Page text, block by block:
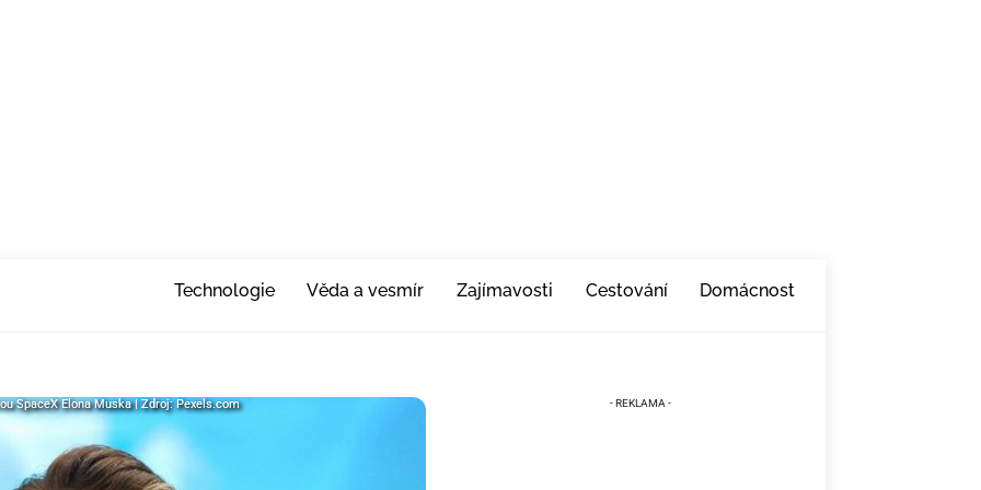
Technologie Věda a vesmír Zajímavosti Cestování Domácnost
SpaceX Elona Muska | Zdroj: Pexels.com
SpaceX Elona Muska | Zdroj: Pexels.com